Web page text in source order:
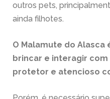
outros pets,
ainda filhotes.
O Malamute do Alasca
brincar e interagir
protetor e atencioso